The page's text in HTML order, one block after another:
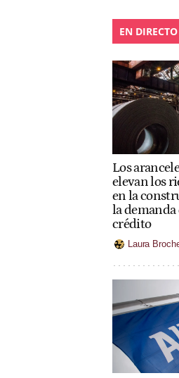
EN DIRECTO
Los
elevan los
en la
la demanda
crédito
Laura